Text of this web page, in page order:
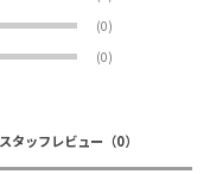
(0)
(0)
スタッフレビュー （0）